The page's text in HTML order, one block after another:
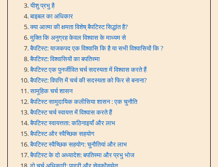
यीशु प्रभु है
बाइबल का अधिकार
क्या आत्मा की क्षमता विशेष् बैपटिस्ट सिद्धांत है?
मुक्ति कि अनुग्रह केवल विश्वास के माध्यम से
बैपटिस्ट: याजकपद एक विश्वासि कि है या सभी विश्वासियों कि ?
बैपटिस्ट: विश्वासियों का बपतिस्मा
बैपटिस्ट एक पुनर्जीवित चर्च सदस्यता में विश्वास करते हैं
बैपटिस्ट: विपत्ति में चर्च की सदस्यता को फिर से बनाना?
सामूहिक चर्च शासन
बैपटिस्ट सामुदायिक कलीसिया शासन : एक चुनौति
बैपटिस्ट चर्च स्वायत्त में विश्वास करते हैं
बैपटिस्ट स्वायत्तता: कठिनाइयाँ और लाभ
बैपटिस्ट और स्वैच्छिक सहयोग
बैपटिस्ट स्वैच्छिक सहयोग: चुनौतियां और लाभ
बैपटिस्ट के दो अध्यादेश: बपतिस्मा और प्रभु भोज